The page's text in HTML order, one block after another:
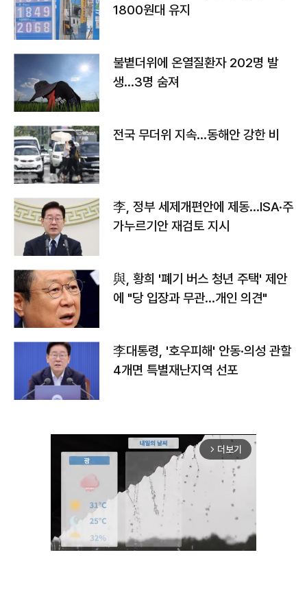
1800원대 유지
불볕더위에 온열질환자 202명 발
생…3명 숨져
전국 무더위 지속…동해안 강한 비
李, 정부 세제개편안에 제동…ISA·주
가누르기안 재검토 지시
與, 황희 '폐기 버스 청년 주택' 제안
에 "당 입장과 무관…개인 의견"
李대통령, '호우피해' 안동·의성 관할
4개면 특별재난지역 선포
arrow_forward_ios 더보기